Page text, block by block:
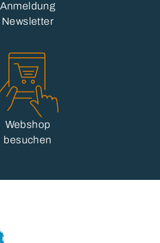
Anmeldung
Newsletter
Webshop
besuchen